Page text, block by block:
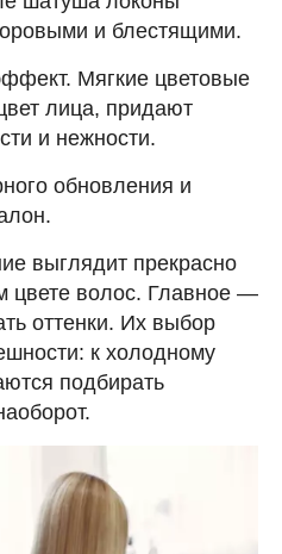
и блестящими.
Мягкие цветовые
лица, придают
и нежности.
обновления и
выглядит прекрасно
цвете волос. Главное —
оттенки. Их выбор
к холодному
подбирать